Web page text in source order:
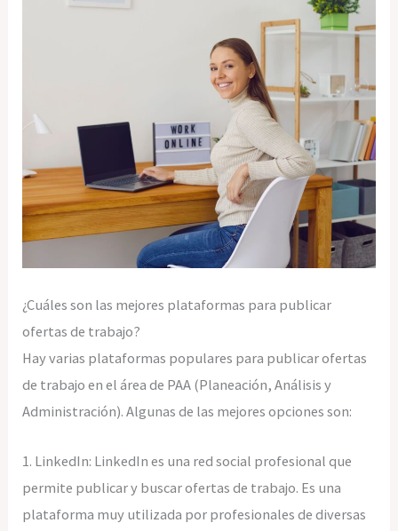
¿Cuáles son las mejores plataformas para publicar
ofertas de trabajo?
Hay varias plataformas populares para publicar ofertas
de trabajo en el área de PAA (Planeación, Análisis y
Administración). Algunas de las mejores opciones son:
1. LinkedIn: LinkedIn es una red social profesional que
permite publicar y buscar ofertas de trabajo. Es una
plataforma muy utilizada por profesionales de diversas